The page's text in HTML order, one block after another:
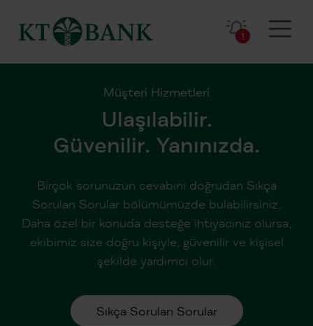
1
Müşteri Hizmetleri
Ulaşılabilir.
Güvenilir. Yanınızda.
Birçok sorunuzun cevabını doğrudan Sıkça
Sorulan Sorular bölümümüzde bulabilirsiniz.
Daha özel bir konuda desteğe ihtiyacınız olursa,
ekibimiz size doğru kişiyle, güvenilir ve kişisel
şekilde yardımcı olur.
Sıkça Sorulan Sorular